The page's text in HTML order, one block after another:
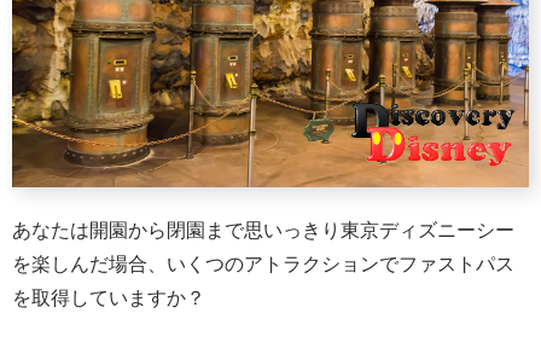
あなたは開園から閉園まで思いっきり東京ディズニーシー
を楽しんだ場合、いくつのアトラクションでファストパス
を取得していますか？